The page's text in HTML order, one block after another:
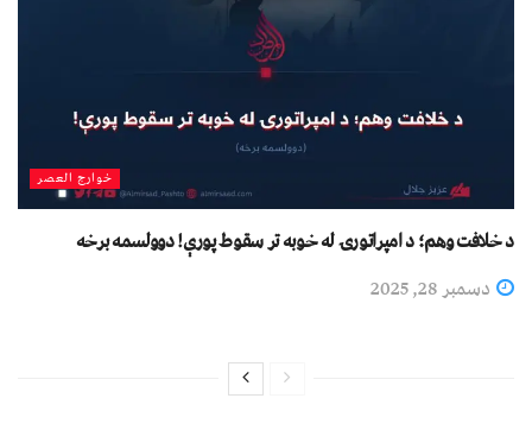
خوارج العصر
د خلافت وهم؛ د امپراتورۍ له خوبه تر سقوط پورې! دوولسمه برخه
دسمبر 28, 2025